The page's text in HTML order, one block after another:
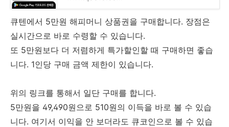
큐텐에서 5만원 해피머니 상품권을 구매합니다. 장점은
실시간으로 바로 수령할 수 있습니다.
또 5만원보다 더 저렴하게 특가할인할 때 구매하면 좋습
니다. 1인당 구매 금액 제한이 있습니다.
위의 링크를 통해서 일단 구매를 합니다.
5만원을 49,490원으로 510원의 이득을 바로 볼 수 있습
니다. 여기서 이익을 안 보더라도 큐코인으로 볼 수 있습